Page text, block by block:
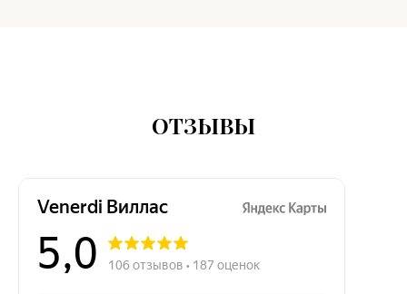
ОТЗЫВЫ